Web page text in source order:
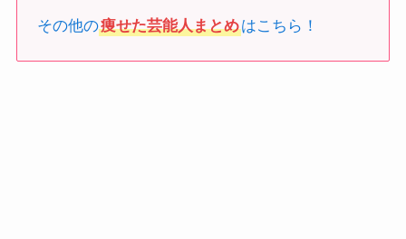
その他の痩せた芸能人まとめはこちら！